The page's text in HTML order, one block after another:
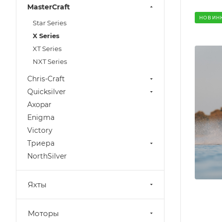
MasterCraft
Star Series
X Series
XT Series
NXT Series
Chris-Craft
Quicksilver
Axopar
Enigma
Victory
Триера
NorthSilver
Яхты
Моторы